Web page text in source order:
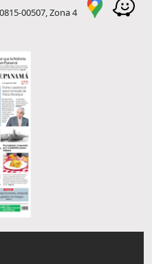
00507, Zona 4